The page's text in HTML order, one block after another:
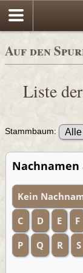
Auf den
Liste
Stammbaum:
Kein
C
D E F
P
Q R S